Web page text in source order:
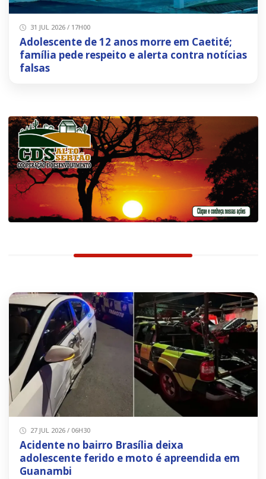
31 JUL 2026 / 17H00
Adolescente de 12 anos morre em Caetité;
família pede respeito e alerta contra notícias
falsas
27 JUL 2026 / 06H30
Acidente no bairro Brasília deixa
adolescente ferido e moto é apreendida em
Guanambi